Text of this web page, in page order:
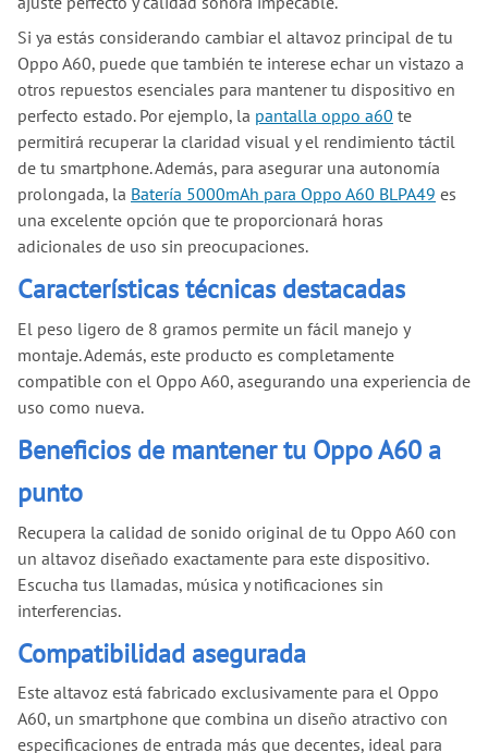
Si ya estás considerando cambiar el altavoz principal de tu
Oppo A60, puede que también te interese echar un vistazo a
otros repuestos esenciales para mantener tu dispositivo en
perfecto estado. Por ejemplo, la pantalla oppo a60 te
permitirá recuperar la claridad visual y el rendimiento táctil
de tu smartphone. Además, para asegurar una autonomía
prolongada, la Batería 5000mAh para Oppo A60 BLPA49 es
una excelente opción que te proporcionará horas
adicionales de uso sin preocupaciones.
Características técnicas destacadas
El peso ligero de 8 gramos permite un fácil manejo y
montaje. Además, este producto es completamente
compatible con el Oppo A60, asegurando una experiencia de
uso como nueva.
Beneficios de mantener tu Oppo A60 a
punto
Recupera la calidad de sonido original de tu Oppo A60 con
un altavoz diseñado exactamente para este dispositivo.
Escucha tus llamadas, música y notificaciones sin
interferencias.
Compatibilidad asegurada
Este altavoz está fabricado exclusivamente para el Oppo
A60, un smartphone que combina un diseño atractivo con
especificaciones de entrada más que decentes, ideal para